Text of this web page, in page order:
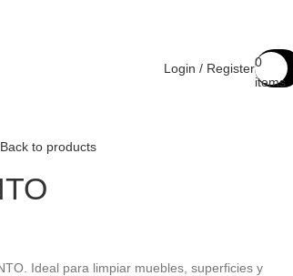
Login / Register0
items
Back to products
Ideal para limpiar muebles, superficies y